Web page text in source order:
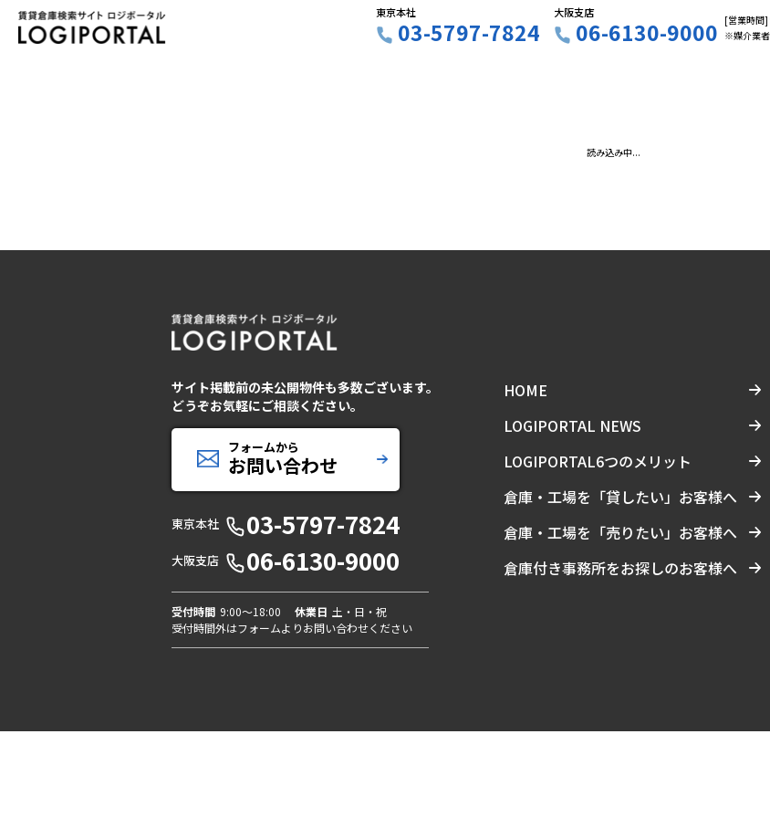
東京本社
03-5797-7824
大阪支店
06-6130-9000 [営業時間
※媒介業者
読み込み中...
サイト掲載前の未公開物件も多数ございます。
どうぞお気軽にご相談ください。
フォームから
お問い合わせ
東京本社 03-5797-7824
大阪支店 06-6130-9000
受付時間 9:00〜18:00 休業日 土・日・祝
受付時間外はフォームよりお問い合わせください
HOME
LOGIPORTAL NEWS
LOGIPORTAL6つのメリット
倉庫・工場を「貸したい」お客様へ
倉庫・工場を「売りたい」お客様へ
倉庫付き事務所をお探しのお客様へ